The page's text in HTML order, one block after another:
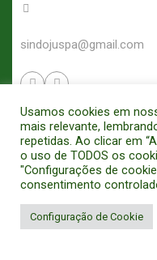
sindojuspa@gmail.com
Usamos cookies em
mais relevante,
repetidas. Ao clicar em
o uso de TODOS os
"Configurações de
consentimento
Configuração de Cookie